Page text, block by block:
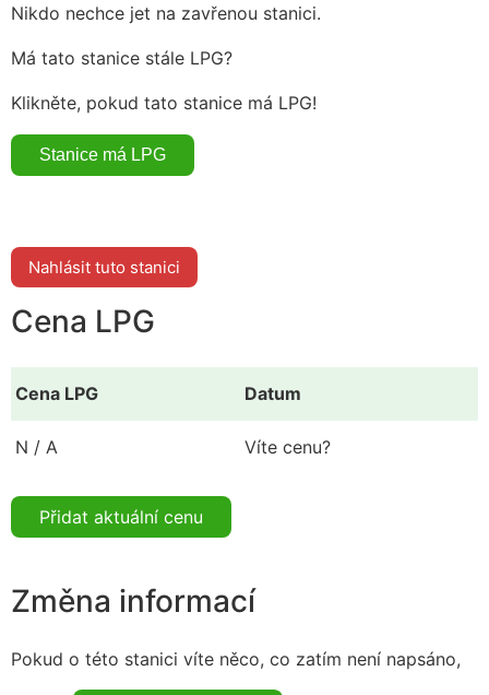
Nikdo nechce jet na zavřenou stanici.
Má tato stanice stále LPG?
Klikněte, pokud tato stanice má LPG!
Nahlásit tuto stanici
Cena LPG
Cena LPG Datum
N / A Víte cenu?
Přidat aktuální cenu
Změna informací
Pokud o této stanici víte něco, co zatím není napsáno,